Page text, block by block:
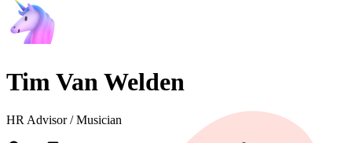
Tim Van Welden
HR Advisor / Musician